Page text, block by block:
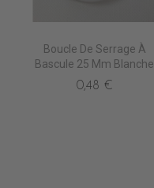
Boucle De Serrage À
Bascule 25 Mm Blanche
0,48 €